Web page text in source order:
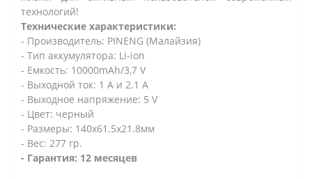
технологий!
Технические характеристики:
- Производитель: PINENG (Малайзия)
- Тип аккумулятора: Li-ion
- Емкость: 10000mAh/3,7 V
- Выходной ток: 1 А и 2.1 А
- Выходное напряжение: 5 V
- Цвет: черный
- Размеры: 140x61.5x21.8мм
- Вес: 277 гр.
- Гарантия: 12 месяцев